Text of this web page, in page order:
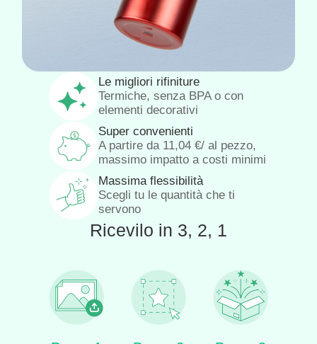
Le migliori rifiniture
Termiche, senza BPA o con
elementi decorativi
Super convenienti
A partire da 11,04 €/ al pezzo,
massimo impatto a costi minimi
Massima flessibilità
Scegli tu le quantità che ti
servono
Ricevilo in 3, 2, 1